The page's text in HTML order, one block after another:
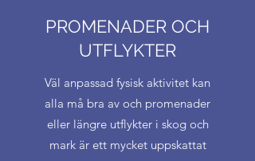
PROMENADER OCH
UTFLYKTER
Väl anpassad fysisk aktivitet kan
alla må bra av och promenader
eller längre utflykter i skog och
mark är ett mycket uppskattat